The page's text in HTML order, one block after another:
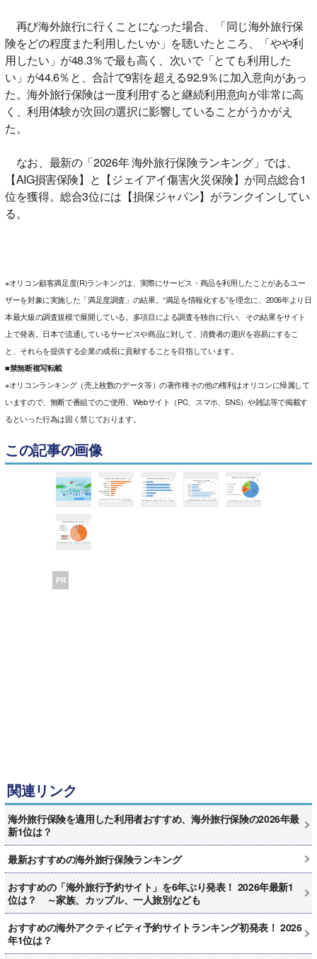
再び海外旅行に行くことになった場合、「同じ海外旅行保
険をどの程度また利用したいか」を聴いたところ、「やや利
用したい」が48.3％で最も高く、次いで「とても利用した
い」が44.6％と、合計で9割を超える92.9％に加入意向があっ
た。海外旅行保険は一度利用すると継続利用意向が非常に高
く、利用体験が次回の選択に影響していることがうかがえ
た。
なお、最新の「2026年 海外旅行保険ランキング」では、
【AIG損害保険】と【ジェイアイ傷害火災保険】が同点総合1
位を獲得。総合3位には【損保ジャパン】がランクインしてい
る。
※オリコン顧客満足度(R)ランキングは、実際にサービス・商品を利用したことがあるユー
ザーを対象に実施した「満足度調査」の結果。“満足を情報化する”を理念に、2006年より日
本最大級の調査規模で展開している。多項目による調査を独自に行い、その結果をサイト
上で発表。日本で流通しているサービスや商品に対して、消費者の選択を容易にするこ
と、それらを提供する企業の成長に貢献することを目指しています。
■禁無断複写転載
※オリコンランキング（売上枚数のデータ等）の著作権その他の権利はオリコンに帰属して
いますので、無断で番組でのご使用、Webサイト（PC、スマホ、SNS）や雑誌等で掲載す
るといった行為は固く禁じております。
この記事の画像
PR
関連リンク
海外旅行保険を適用した利用者おすすめ、海外旅行保険の2026年最
新1位は？
最新おすすめの海外旅行保険ランキング
おすすめの「海外旅行予約サイト」を6年ぶり発表！ 2026年最新1
位は？ ～家族、カップル、一人旅別なども
おすすめの海外アクティビティ予約サイトランキング初発表！ 2026
年1位は？